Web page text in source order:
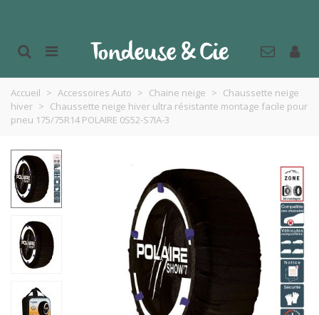
Accueil > Accessoires Auto > Chaine neige > Chaussette neige
hiver > Chaussette neige hiver ultra résistante montage facile pour
pneu 175/75R14 POLAIRE 0S52-S7IA-3